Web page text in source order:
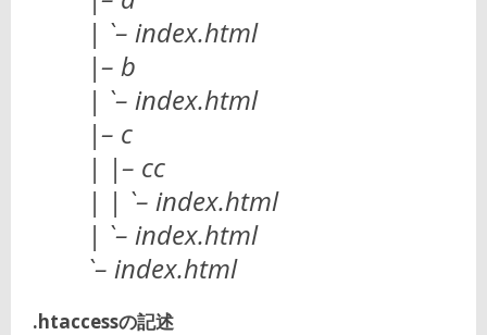
| `– index.html
|– b
| `– index.html
|– c
| |– cc
| | `– index.html
| `– index.html
`– index.html
.htaccessの記述